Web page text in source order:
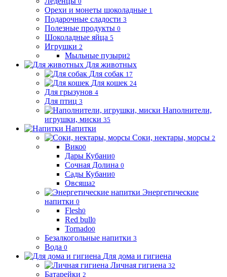
Орехи и монеты шоколадные 1
Подарочные сладости 3
Полезные продукты 0
Шоколадные яйца 5
Игрушки 2
Мыльные пузыри2
Для животных
Для собак 17
Для кошек 24
Для грызунов 4
Для птиц 3
Наполнители,
игрушки, миски 35
Напитки
Соки, нектары, морсы 2
Вико0
Дары Кубани0
Сочная Долина 0
Сады Кубани0
Овсяша2
Энергетические
напитки 0
Flesh0
Red bull0
Tornado0
Безалкогольные напитки 3
Вода 0
Для дома и гигиена
Личная гигиена 32
Батарейки 2